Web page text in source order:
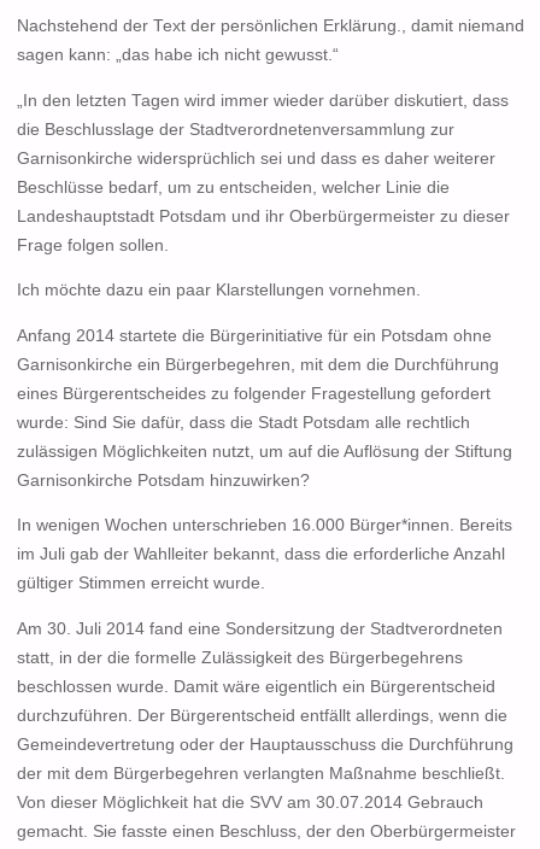
Nachstehend der Text der persönlichen Erklärung., damit niemand
sagen kann: „das habe ich nicht gewusst.“
„In den letzten Tagen wird immer wieder darüber diskutiert, dass
die Beschlusslage der Stadtverordnetenversammlung zur
Garnisonkirche widersprüchlich sei und dass es daher weiterer
Beschlüsse bedarf, um zu entscheiden, welcher Linie die
Landeshauptstadt Potsdam und ihr Oberbürgermeister zu dieser
Frage folgen sollen.
Ich möchte dazu ein paar Klarstellungen vornehmen.
Anfang 2014 startete die Bürgerinitiative für ein Potsdam ohne
Garnisonkirche ein Bürgerbegehren, mit dem die Durchführung
eines Bürgerentscheides zu folgender Fragestellung gefordert
wurde: Sind Sie dafür, dass die Stadt Potsdam alle rechtlich
zulässigen Möglichkeiten nutzt, um auf die Auflösung der Stiftung
Garnisonkirche Potsdam hinzuwirken?
In wenigen Wochen unterschrieben 16.000 Bürger*innen. Bereits
im Juli gab der Wahlleiter bekannt, dass die erforderliche Anzahl
gültiger Stimmen erreicht wurde.
Am 30. Juli 2014 fand eine Sondersitzung der Stadtverordneten
statt, in der die formelle Zulässigkeit des Bürgerbegehrens
beschlossen wurde. Damit wäre eigentlich ein Bürgerentscheid
durchzuführen. Der Bürgerentscheid entfällt allerdings, wenn die
Gemeindevertretung oder der Hauptausschuss die Durchführung
der mit dem Bürgerbegehren verlangten Maßnahme beschließt.
Von dieser Möglichkeit hat die SVV am 30.07.2014 Gebrauch
gemacht. Sie fasste einen Beschluss, der den Oberbürgermeister